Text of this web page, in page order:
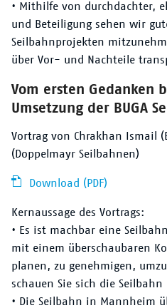
• Mithilfe von durchdachter,
und Beteiligung sehen wir
Seilbahnprojekten
über Vor- und Nachteile
Vom ersten Gedanken
Umsetzung der BUGA
Vortrag von Chrakhan Ismail
(Doppelmayr Seilbahnen)
Download (PDF)
Kernaussage des Vortrags:
• Es ist machbar eine
mit einem überschaubaren
planen, zu genehmigen,
schauen Sie sich die
• Die Seilbahn in Mannheim